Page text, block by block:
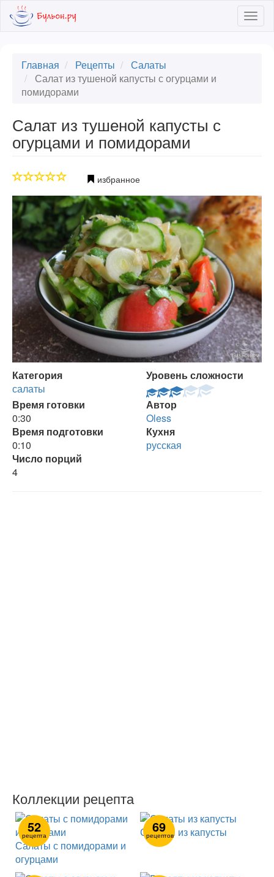
Skip
Главная Рецепты
Салаты
Салат из тушеной капусты с огурцами и
помидорами
Салат из тушеной капусты с
огурцами и помидорами
избранное
Категория
салаты
Уровень сложности
Время готовки
0:30
Автор
Oless
Время подготовки
0:10
Кухня
русская
Число порций
4
Коллекции рецепта
52
рецепта
Салаты с помидорами и
огурцами
69
рецептов
Салаты из капусты